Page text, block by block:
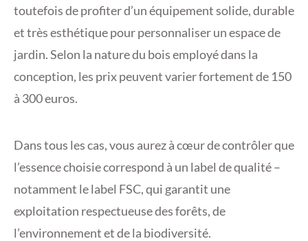
toutefois de profiter d’un équipement solide, durable
et très esthétique pour personnaliser un espace de
jardin. Selon la nature du bois employé dans la
conception, les prix peuvent varier fortement de 150
à 300 euros.
Dans tous les cas, vous aurez à cœur de contrôler que
l’essence choisie correspond à un label de qualité –
notamment le label FSC, qui garantit une
exploitation respectueuse des forêts, de
l’environnement et de la biodiversité.